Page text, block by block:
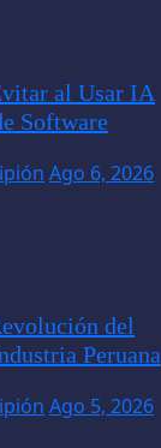
al Usar IA
Software
Ago 6, 2026
del
Peruana
Ago 5, 2026